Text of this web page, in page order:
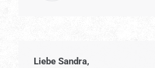
Liebe Sandra,